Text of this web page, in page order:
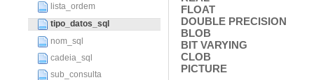
lista_ordem
tipo_datos_sql
nom_sql
cadeia_sql
sub_consulta
FLOAT
DOUBLE PRECISION
BLOB
BIT VARYING
CLOB
PICTURE